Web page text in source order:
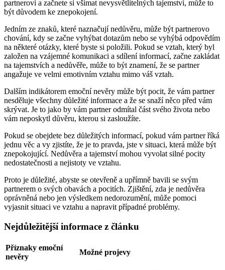
partnerovi a začnete si všímat nevysvětlitelných tajemství, může to
být důvodem ke znepokojení.
Jedním ze znaků, které naznačují nedůvěru, může být partnerovo
chování, kdy se začne vyhýbat dotazům nebo se vyhýbá odpovědím
na některé otázky, které byste si položili. Pokud se vztah, který byl
založen na vzájemné komunikaci a sdílení informací, začne zakládat
na tajemstvích a nedůvěře, může to být znamení, že se partner
angažuje ve velmi emotivním vztahu mimo váš vztah.
Dalším indikátorem emoční nevěry může být pocit, že vám partner
nesděluje všechny důležité informace a že se snaží něco před vám
skrývat. Je to jako by vám partner odmítal část svého života nebo
vám neposkytl důvěru, kterou si zasloužíte.
Pokud se obejdete bez důležitých informací, pokud vám partner říká
jednu věc a vy zjistíte, že je to pravda, jste v situaci, která může být
znepokojující. Nedůvěra a tajemství mohou vyvolat silné pocity
nedostatečnosti a nejistoty ve vztahu.
Proto je důležité, abyste se otevřeně a upřímně bavili se svým
partnerem o svých obavách a pocitích. Zjištění, zda je nedůvěra
oprávněná nebo jen výsledkem nedorozumění, může pomoci
vyjasnit situaci ve vztahu a napravit případné problémy.
Nejdůležitější informace z článku
Příznaky emoční
nevěry
Možné projevy